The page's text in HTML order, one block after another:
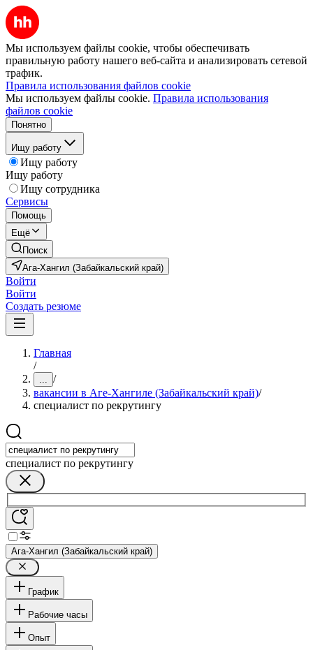
Мы используем файлы cookie, чтобы обеспечивать
правильную работу нашего веб-сайта и анализировать сетевой
трафик.
Правила использования файлов cookie
Мы используем файлы cookie. Правила использования
файлов cookie
Понятно
Ищу работу
Ищу работу
Ищу работу
Ищу сотрудника
Сервисы
Помощь
Ещё
Поиск
Ага-Хангил (Забайкальский край)
Войти
Войти
Создать резюме
Главная
/
... /
вакансии в Аге-Хангиле (Забайкальский край)/
специалист по рекрутингу
специалист по рекрутингу
Ага-Хангил (Забайкальский край)
График
Рабочие часы
Опыт